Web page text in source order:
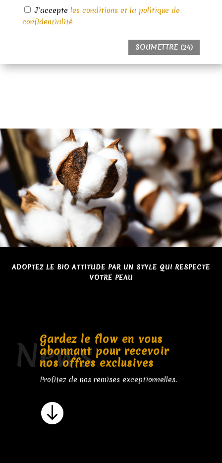
J’accepte les conditions et la politique de
confidentialité
ADOPTEZ LE BIO ATTITUDE PAR UN STYLE QUI RESPECTE
VOTRE PEAU
News
Gardez le flow en vous
abonnant pour recevoir
nos offres exclusives
Profitez de nos remises exceptionnelles.
